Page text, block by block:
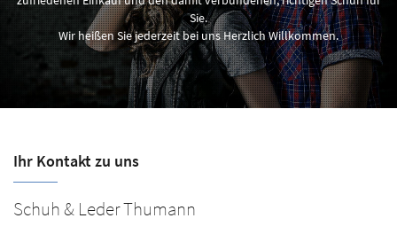
Sie.
Wir heißen Sie jederzeit bei uns Herzlich Willkommen.
Ihr Kontakt zu uns
Schuh & Leder Thumann